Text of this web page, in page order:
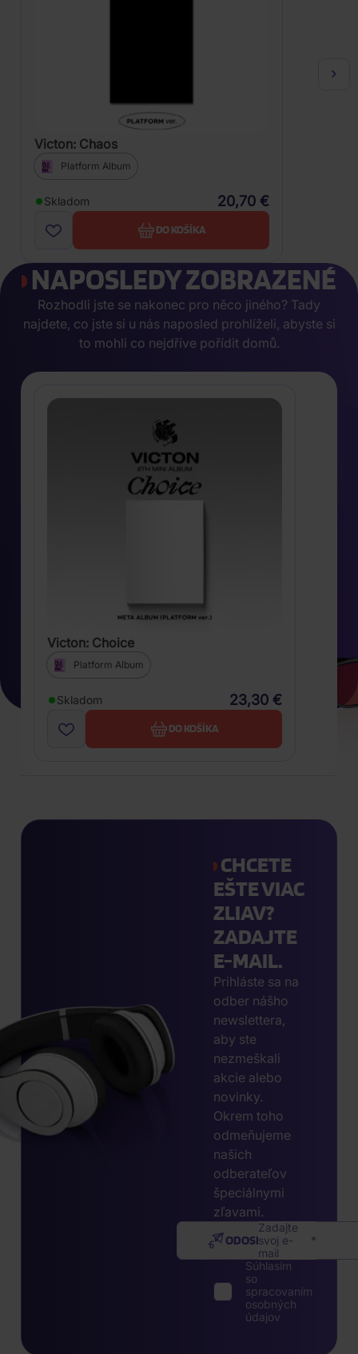
Victon: Chaos
Platform Album
Skladom 20,70 €
DO KOŠÍKA
NAPOSLEDY ZOBRAZENÉ
Rozhodli jste se nakonec pro něco jiného? Tady
najdete, co jste si u nás naposled prohlíželi, abyste si
to mohli co nejdříve pořídit domů.
Victon: Choice
Platform Album
Skladom 23,30 €
DO KOŠÍKA
CHCETE
EŠTE VIAC
ZLIAV?
ZADAJTE
E-MAIL.
Prihláste sa na
odber nášho
newslettera,
aby ste
nezmeškali
akcie alebo
novinky.
Okrem toho
odmeňujeme
našich
odberateľov
špeciálnymi
zľavami.
Zadajte
svoj e-
mail
ODOSLAŤ
Súhlasím
so
spracovaním
osobných
údajov